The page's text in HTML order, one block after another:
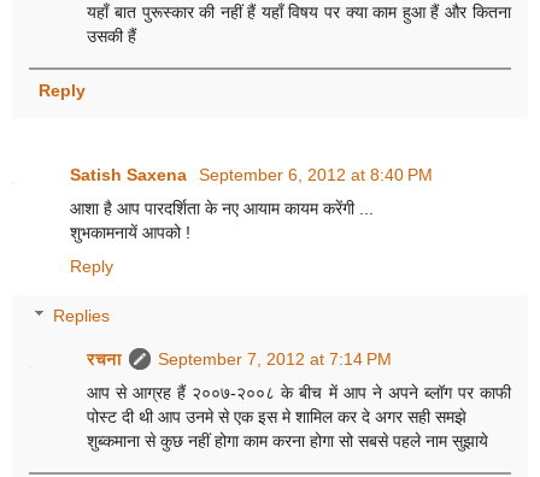
यहाँ बात पुरूस्कार की नहीं हैं यहाँ विषय पर क्या काम हुआ हैं और कितना
उसकी हैं
Reply
Satish Saxena
September 6, 2012 at 8:40 PM
आशा है आप पारदर्शिता के नए आयाम कायम करेंगी ...
शुभकामनायें आपको !
Reply
Replies
रचना
September 7, 2012 at 7:14 PM
आप से आग्रह हैं २००७-२००८ के बीच में आप ने अपने ब्लॉग पर काफी
पोस्ट दी थी आप उनमे से एक इस मे शामिल कर दे अगर सही समझे
शुब्कमाना से कुछ नहीं होगा काम करना होगा सो सबसे पहले नाम सुझाये